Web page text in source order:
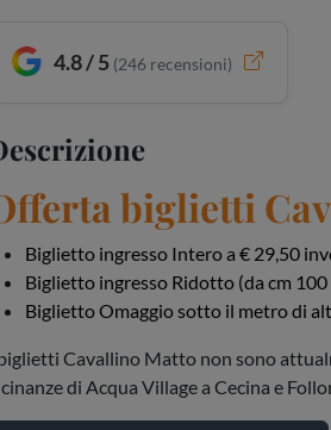
4.8 / 5 (246 recensioni)
biglietti
Biglietto ingresso Intero a € 29,50
Biglietto ingresso Ridotto (da cm 100
Biglietto Omaggio sotto il metro di
Cavallino Matto non sono
di Acqua Village a Cecina e